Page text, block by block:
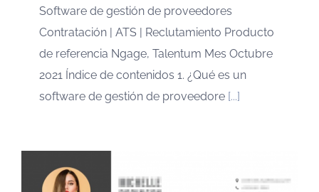
Software de gestión de proveedores
Contratación | ATS | Reclutamiento Producto
de referencia Ngage, Talentum Mes Octubre
2021 Índice de contenidos 1. ¿Qué es un
software de gestión de proveedore [...]